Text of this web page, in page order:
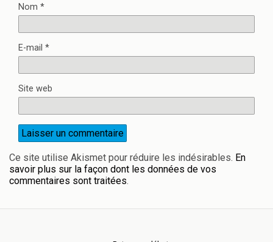
Nom *
E-mail *
Site web
Ce site utilise Akismet pour réduire les indésirables. En
savoir plus sur la façon dont les données de vos
commentaires sont traitées.